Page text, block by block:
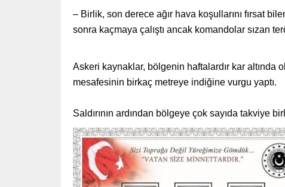
– Birlik, son derece ağır hava koşullarını fırsat
sonra kaçmaya çalıştı ancak komandolar sızan
Askeri kaynaklar, bölgenin haftalardır kar altında
mesafesinin birkaç metreye indiğine vurgu yaptı.
Saldırının ardından bölgeye çok sayıda takviye